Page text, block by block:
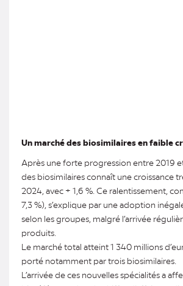
Un marché des biosimilaires en faible
Après une forte progression entre 2019
des biosimilaires connaît une croissance
2024, avec + 1,6 %. Ce ralentissement,
7,3 %), s’explique par une adoption
selon les groupes, malgré l’arrivée
produits.
Le marché total atteint 1 340 millions
porté notamment par trois biosimilaires.
L’arrivée de ces nouvelles spécialités a